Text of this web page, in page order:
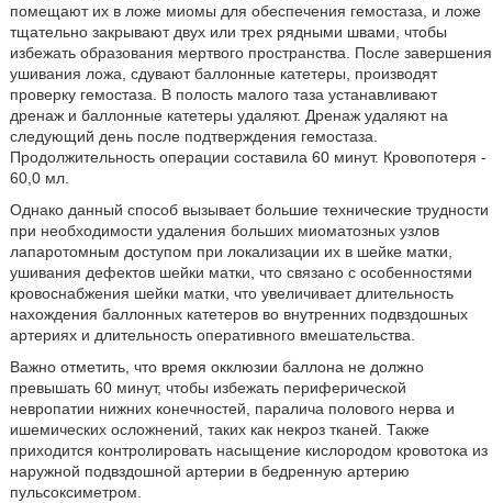
помещают их в ложе миомы для обеспечения гемостаза, и ложе
тщательно закрывают двух или трех рядными швами, чтобы
избежать образования мертвого пространства. После завершения
ушивания ложа, сдувают баллонные катетеры, производят
проверку гемостаза. В полость малого таза устанавливают
дренаж и баллонные катетеры удаляют. Дренаж удаляют на
следующий день после подтверждения гемостаза.
Продолжительность операции составила 60 минут. Кровопотеря -
60,0 мл.
Однако данный способ вызывает большие технические трудности
при необходимости удаления больших миоматозных узлов
лапаротомным доступом при локализации их в шейке матки,
ушивания дефектов шейки матки, что связано с особенностями
кровоснабжения шейки матки, что увеличивает длительность
нахождения баллонных катетеров во внутренних подвздошных
артериях и длительность оперативного вмешательства.
Важно отметить, что время окклюзии баллона не должно
превышать 60 минут, чтобы избежать периферической
невропатии нижних конечностей, паралича полового нерва и
ишемических осложнений, таких как некроз тканей. Также
приходится контролировать насыщение кислородом кровотока из
наружной подвздошной артерии в бедренную артерию
пульсоксиметром.